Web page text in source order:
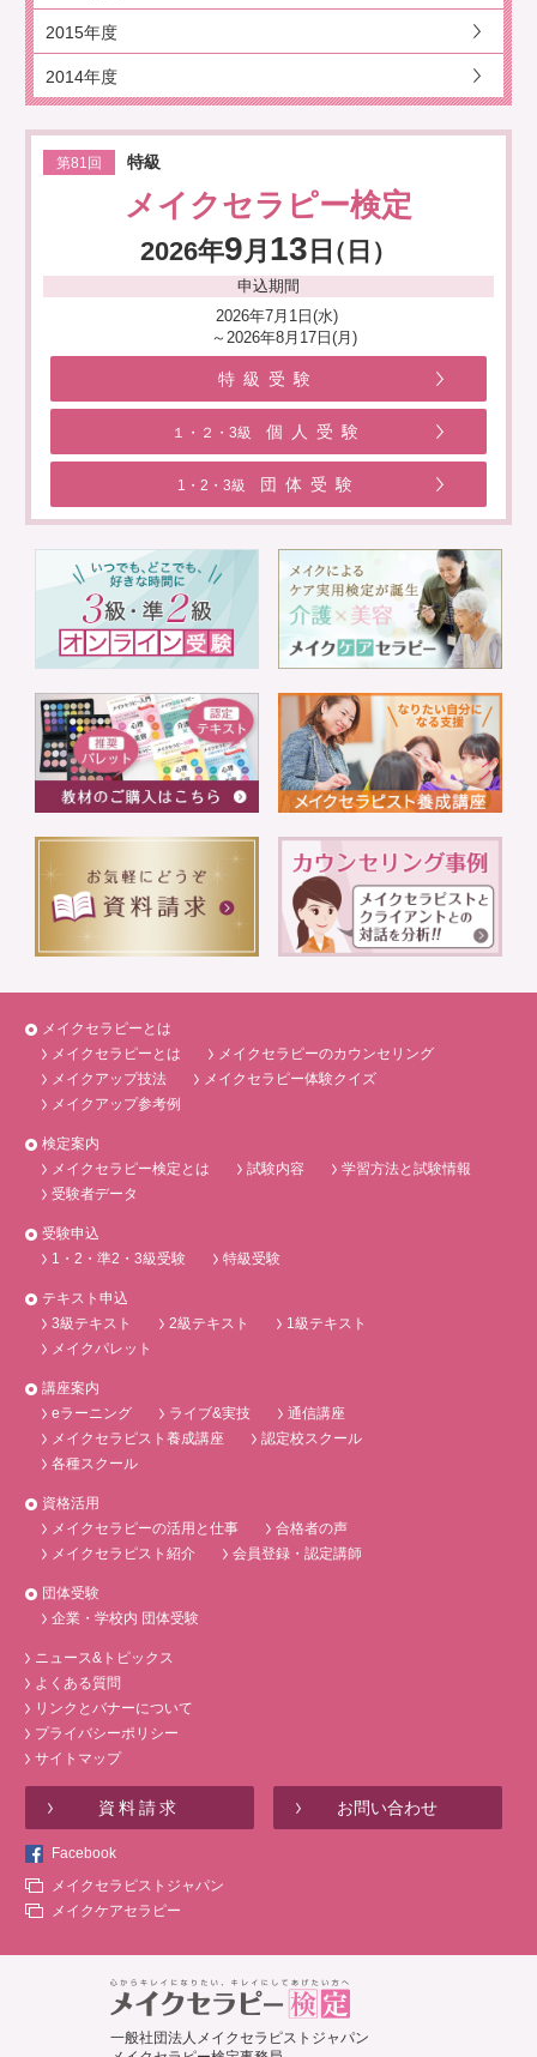
2015年度
2014年度
第81回 特級
メイクセラピー検定
2026年9月 13 日（日）
申込期間
2026年7月1日(水)
～2026年8月17日(月)
特級受験
１・２・3級 個人受験
1・2・3級 団体受験
メイクセラピーとは
メイクセラピーとは
メイクセラピーのカウンセリング
メイクアップ技法
メイクセラピー体験クイズ
メイクアップ参考例
検定案内
メイクセラピー検定とは
試験内容
学習方法と試験情報
受験者データ
受験申込
1・2・準2・3級受験
特級受験
テキスト申込
3級テキスト
2級テキスト
1級テキスト
メイクパレット
講座案内
eラーニング
ライブ&実技
通信講座
メイクセラピスト養成講座
認定校スクール
各種スクール
資格活用
メイクセラピーの活用と仕事
合格者の声
メイクセラピスト紹介
会員登録・認定講師
団体受験
企業・学校内 団体受験
ニュース&トピックス
よくある質問
リンクとバナーについて
プライバシーポリシー
サイトマップ
資料請求 お問い合わせ
Facebook
メイクセラピストジャパン
メイクケアセラピー
一般社団法人メイクセラピストジャパン